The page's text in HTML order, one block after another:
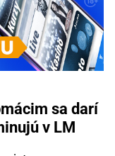
sa darí
v LM